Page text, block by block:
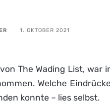
1. OKTOBER 2021
The Wading List, war
Welche
konnte – lies selbst.